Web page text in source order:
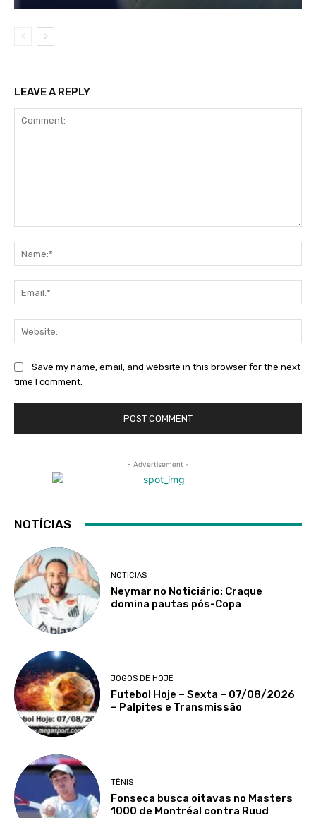
LEAVE A REPLY
Save my name, email, and website in this browser for the next
time I comment.
- Advertisement -
NOTÍCIAS
NOTÍCIAS
Neymar no Noticiário: Craque
domina pautas pós-Copa
JOGOS DE HOJE
Futebol Hoje – Sexta – 07/08/2026
– Palpites e Transmissão
TÊNIS
Fonseca busca oitavas no Masters
1000 de Montréal contra Ruud